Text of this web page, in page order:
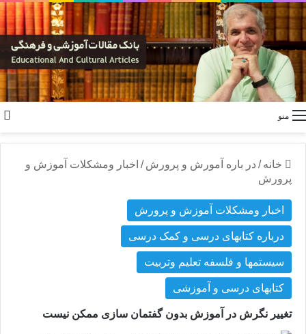
منو
خانه / در باره آمورش و پرورش / اخبار ومشکلات آموزش و
پرورش
اخبار ومشکلات آموزش و پرورش
درباره کتابهای درسی و کمک درسی
سیستمها و فلسفه تعلیم وتربیت
کتابهای درسی و آموزشی
تغییر نگرش در آموزش بدون گفتمان سازی ممکن نیست